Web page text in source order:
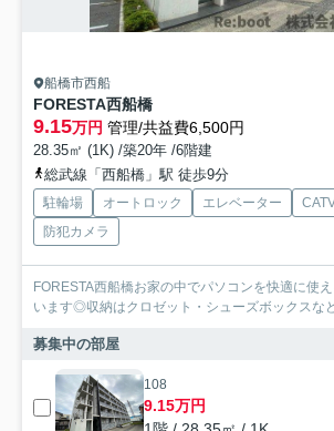
船橋市西船
FORESTA西船橋
9.15万円 管理/共益費6,500円
28.35㎡ (1K) /築20年 /6階建
総武線「西船橋」駅 徒歩9分
駐輪場 オートロック エレベーター
防犯カメラ
FORESTA西船橋お家の中でパソコンを快適に使
います◎収納はクロゼット・シューズボックスな
募集中の部屋
108
9.15万円